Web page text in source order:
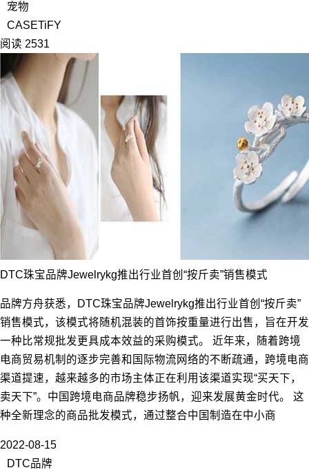
宠物
CASETiFY
阅读 2531
DTC珠宝品牌Jewelrykg推出行业首创“按斤卖”销售模式
品牌方舟获悉，DTC珠宝品牌Jewelrykg推出行业首创“按斤卖”
销售模式，该模式将随机混装的首饰按重量进行出售，旨在开发
一种比常规批发更具成本效益的采购模式。 近年来，随着跨境
电商贸易机制的逐步完善和国际物流网络的不断疏通，跨境电商
渠道提速，越来越多的市场主体正在利用该渠道实现“买天下，
卖天下”。中国跨境电商品牌稳步扬帆，迎来发展黄金时代。 这
种全新理念的商品批发模式，通过整合中国制造在中小商
2022-08-15
DTC品牌